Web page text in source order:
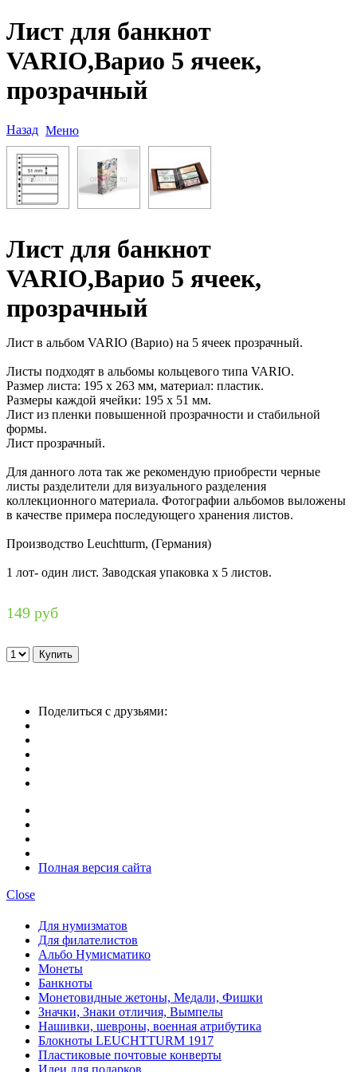
Лист для банкнот
VARIO,Варио 5 ячеек,
прозрачный
Назад Меню
Лист для банкнот
VARIO,Варио 5 ячеек,
прозрачный
Лист в альбом VARIO (Варио) на 5 ячеек прозрачный.
Листы подходят в альбомы кольцевого типа VARIO.
Размер листа: 195 x 263 мм, материал: пластик.
Размеры каждой ячейки: 195 х 51 мм.
Лист из пленки повышенной прозрачности и стабильной
формы.
Лист прозрачный.
Для данного лота так же рекомендую приобрести черные
листы разделители для визуального разделения
коллекционного материала. Фотографии альбомов выложены
в качестве примера последующего хранения листов.
Производство Leuchtturm, (Германия)
1 лот- один лист. Заводская упаковка х 5 листов.
149 руб
Поделиться с друзьями:
Полная версия сайта
Close
Для нумизматов
Для филателистов
Альбо Нумисматико
Монеты
Банкноты
Монетовидные жетоны, Медали, Фишки
Значки, Знаки отличия, Вымпелы
Нашивки, шевроны, военная атрибутика
Блокноты LEUCHTTURM 1917
Пластиковые почтовые конверты
Идеи для подарков